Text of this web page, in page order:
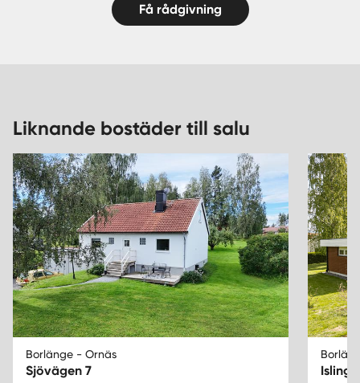
Få rådgivning
Liknande bostäder till salu
Borlänge - Ornäs
Sjövägen 7